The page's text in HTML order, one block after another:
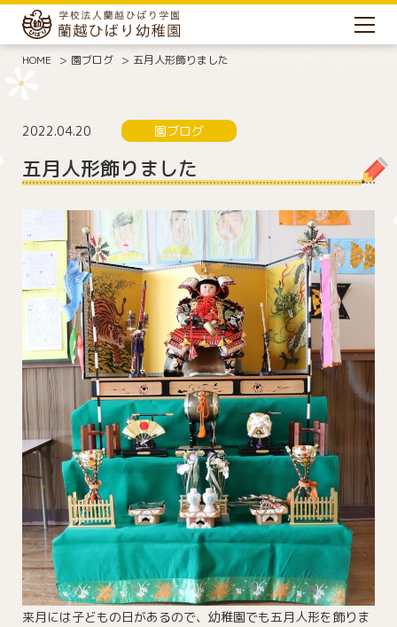
HOME 園ブログ 五月人形飾りました
2022.04.20 園ブログ
五月人形飾りました
来月には子どもの日があるので、幼稚園でも五月人形を飾りま